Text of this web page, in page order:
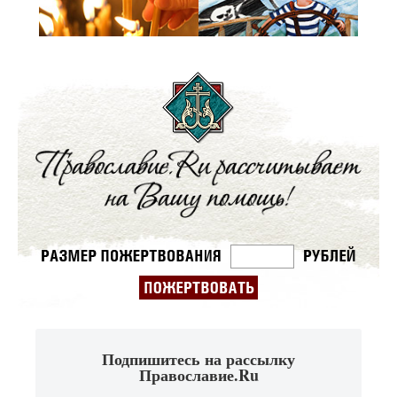
Подпишитесь на рассылку
Православие.Ru